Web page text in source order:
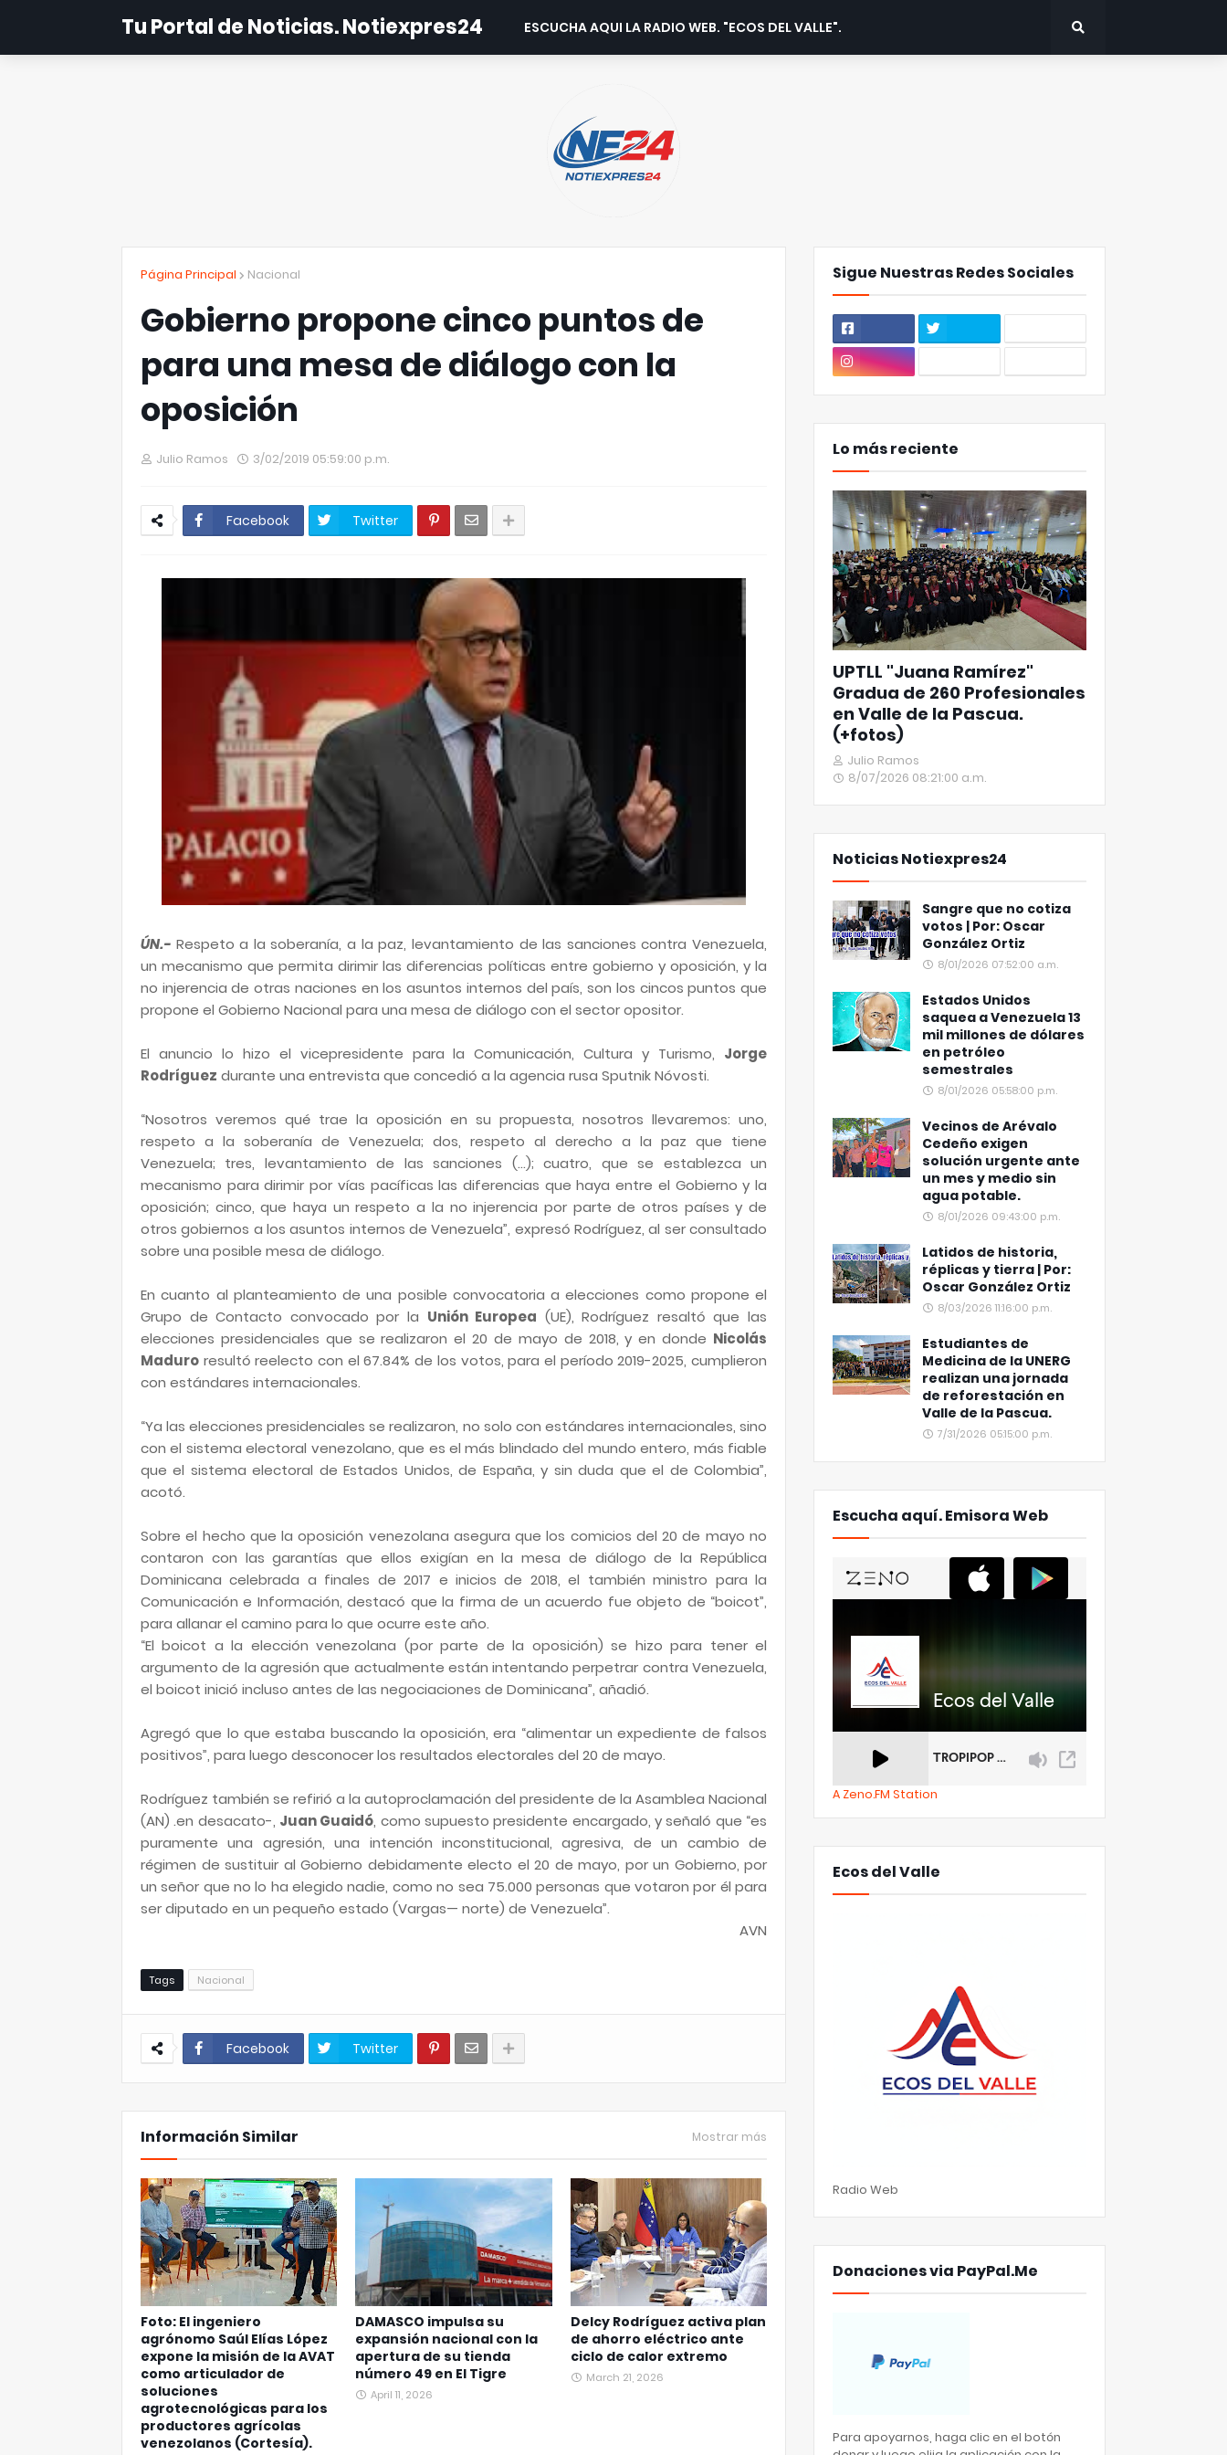
Tu Portal de Noticias. Notiexpres24 ESCUCHA AQUI LA RADIO WEB. "ECOS DEL VALLE".
Página Principal Nacional
Gobierno propone cinco puntos de
para una mesa de diálogo con la
oposición
Julio Ramos 3/02/2019 05:59:00 p.m.
Facebook Twitter
ÚN.- Respeto a la soberanía, a la paz, levantamiento de las sanciones contra Venezuela,
un mecanismo que permita dirimir las diferencias políticas entre gobierno y oposición, y la
no injerencia de otras naciones en los asuntos internos del país, son los cincos puntos que
propone el Gobierno Nacional para una mesa de diálogo con el sector opositor.
El anuncio lo hizo el vicepresidente para la Comunicación, Cultura y Turismo, Jorge
Rodríguez durante una entrevista que concedió a la agencia rusa Sputnik Nóvosti.
“Nosotros veremos qué trae la oposición en su propuesta, nosotros llevaremos: uno,
respeto a la soberanía de Venezuela; dos, respeto al derecho a la paz que tiene
Venezuela; tres, levantamiento de las sanciones (…); cuatro, que se establezca un
mecanismo para dirimir por vías pacíficas las diferencias que haya entre el Gobierno y la
oposición; cinco, que haya un respeto a la no injerencia por parte de otros países y de
otros gobiernos a los asuntos internos de Venezuela”, expresó Rodríguez, al ser consultado
sobre una posible mesa de diálogo.
En cuanto al planteamiento de una posible convocatoria a elecciones como propone el
Grupo de Contacto convocado por la Unión Europea (UE), Rodríguez resaltó que las
elecciones presidenciales que se realizaron el 20 de mayo de 2018, y en donde Nicolás
Maduro resultó reelecto con el 67.84% de los votos, para el período 2019-2025, cumplieron
con estándares internacionales.
“Ya las elecciones presidenciales se realizaron, no solo con estándares internacionales, sino
con el sistema electoral venezolano, que es el más blindado del mundo entero, más fiable
que el sistema electoral de Estados Unidos, de España, y sin duda que el de Colombia”,
acotó.
Sobre el hecho que la oposición venezolana asegura que los comicios del 20 de mayo no
contaron con las garantías que ellos exigían en la mesa de diálogo de la República
Dominicana celebrada a finales de 2017 e inicios de 2018, el también ministro para la
Comunicación e Información, destacó que la firma de un acuerdo fue objeto de “boicot”,
para allanar el camino para lo que ocurre este año.
“El boicot a la elección venezolana (por parte de la oposición) se hizo para tener el
argumento de la agresión que actualmente están intentando perpetrar contra Venezuela,
el boicot inició incluso antes de las negociaciones de Dominicana”, añadió.
Agregó que lo que estaba buscando la oposición, era “alimentar un expediente de falsos
positivos”, para luego desconocer los resultados electorales del 20 de mayo.
Rodríguez también se refirió a la autoproclamación del presidente de la Asamblea Nacional
(AN) .en desacato-, Juan Guaidó, como supuesto presidente encargado, y señaló que “es
puramente una agresión, una intención inconstitucional, agresiva, de un cambio de
régimen de sustituir al Gobierno debidamente electo el 20 de mayo, por un Gobierno, por
un señor que no lo ha elegido nadie, como no sea 75.000 personas que votaron por él para
ser diputado en un pequeño estado (Vargas— norte) de Venezuela”.
AVN
Tags Nacional
Facebook Twitter
Información Similar Mostrar más
Foto: El ingeniero
agrónomo Saúl Elías López
expone la misión de la AVAT
como articulador de
soluciones
agrotecnológicas para los
productores agrícolas
venezolanos (Cortesía).
DAMASCO impulsa su
expansión nacional con la
apertura de su tienda
número 49 en El Tigre
April 11, 2026
Delcy Rodríguez activa plan
de ahorro eléctrico ante
ciclo de calor extremo
March 21, 2026
Sigue Nuestras Redes Sociales
Lo más reciente
UPTLL "Juana Ramírez"
Gradua de 260 Profesionales
en Valle de la Pascua.
(+fotos)
Julio Ramos
8/07/2026 08:21:00 a.m.
Noticias Notiexpres24
Sangre que no cotiza
votos | Por: Oscar
González Ortiz
8/01/2026 07:52:00 a.m.
Estados Unidos
saquea a Venezuela 13
mil millones de dólares
en petróleo
semestrales
8/01/2026 05:58:00 p.m.
Vecinos de Arévalo
Cedeño exigen
solución urgente ante
un mes y medio sin
agua potable.
8/01/2026 09:43:00 p.m.
Latidos de historia,
réplicas y tierra | Por:
Oscar González Ortiz
8/03/2026 11:16:00 p.m.
Estudiantes de
Medicina de la UNERG
realizan una jornada
de reforestación en
Valle de la Pascua.
7/31/2026 05:15:00 p.m.
Escucha aquí. Emisora Web
A Zeno.FM Station
Ecos del Valle
Radio Web
Donaciones via PayPal.Me
Para apoyarnos, haga clic en el botón